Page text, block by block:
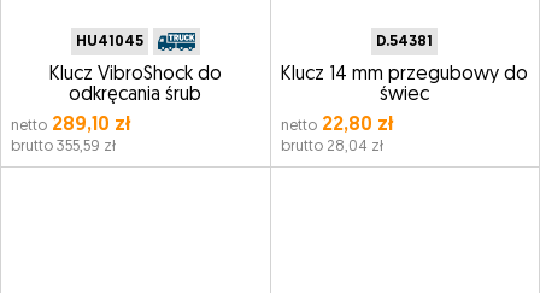
HU41045
Klucz VibroShock do
odkręcania śrub
netto 289,10 zł
brutto 355,59 zł
D.54381
Klucz 14 mm przegubowy do
świec
netto22,80 zł
brutto 28,04 zł